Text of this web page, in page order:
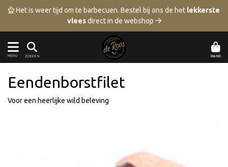
 Het is weer tijd om te barbecuen. Bestel bij ons de het lekkerste
vleesdirect in de webshop 
MENU ZOEKEN MAND
Eendenborstfilet
Voor een heerlijke wild beleving